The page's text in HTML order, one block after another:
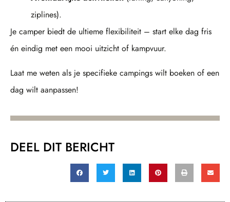
ziplines).
Je camper biedt de ultieme flexibiliteit – start elke dag fris
én eindig met een mooi uitzicht of kampvuur.
Laat me weten als je specifieke campings wilt boeken of een
dag wilt aanpassen!
DEEL DIT BERICHT